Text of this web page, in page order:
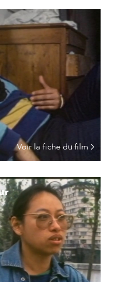
Voir la fiche du film